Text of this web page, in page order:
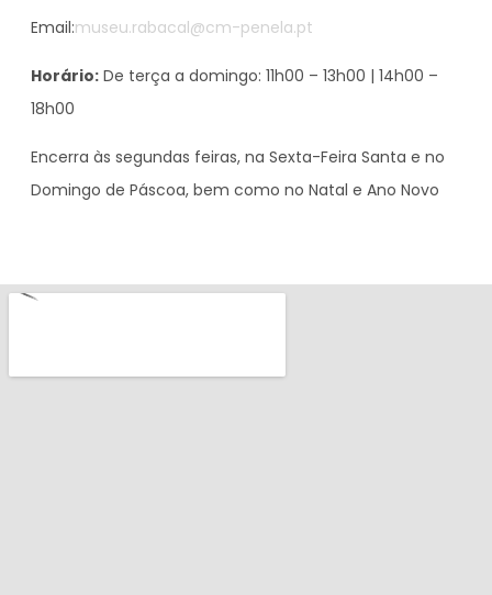
Email:museu.rabacal@cm-penela.pt
Horário: De terça a domingo: 11h00 – 13h00 | 14h00 –
18h00
Encerra às segundas feiras, na Sexta-Feira Santa e no
Domingo de Páscoa, bem como no Natal e Ano Novo